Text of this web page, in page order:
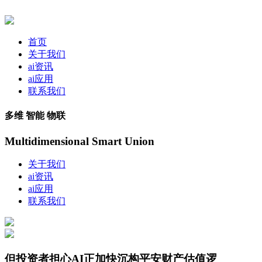
首页
关于我们
ai资讯
ai应用
联系我们
多维 智能 物联
Multidimensional Smart Union
关于我们
ai资讯
ai应用
联系我们
但投资者担心AI正加快沉构平安财产估值逻